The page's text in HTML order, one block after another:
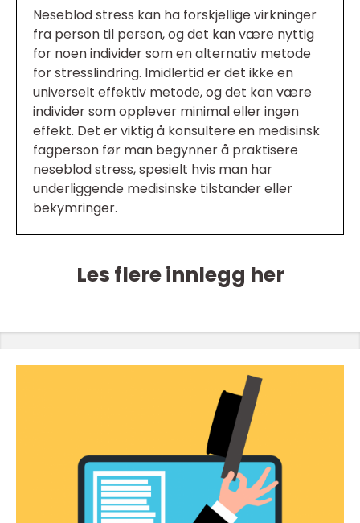
Neseblod stress kan ha forskjellige virkninger
fra person til person, og det kan være nyttig
for noen individer som en alternativ metode
for stresslindring. Imidlertid er det ikke en
universelt effektiv metode, og det kan være
individer som opplever minimal eller ingen
effekt. Det er viktig å konsultere en medisinsk
fagperson før man begynner å praktisere
neseblod stress, spesielt hvis man har
underliggende medisinske tilstander eller
bekymringer.
Les flere innlegg her